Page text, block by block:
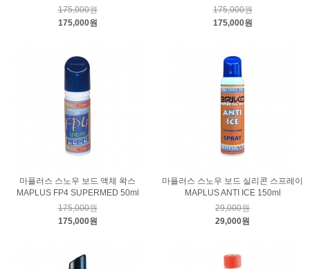
175,000원
175,000원
175,000원
175,000원
마플러스 스노우 보드 액체 왁스
MAPLUS FP4 SUPERMED 50ml
175,000원
175,000원
마플러스 스노우 보드 실리콘 스프레이
MAPLUS ANTI ICE 150ml
29,000원
29,000원